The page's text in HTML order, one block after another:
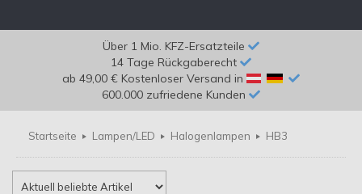
Über 1 Mio. KFZ-Ersatzteile
14 Tage Rückgaberecht
ab 49,00 € Kostenloser Versand in
600.000 zufriedene Kunden
Startseite Lampen/LED Halogenlampen HB3